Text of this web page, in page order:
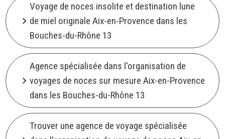
Voyage de noces insolite et destination lune
de miel originale Aix-en-Provence dans les
Bouches-du-Rhône 13
Agence spécialisée dans l'organisation de
voyages de noces sur mesure Aix-en-Provence
dans les Bouches-du-Rhône 13
Trouver une agence de voyage spécialisée